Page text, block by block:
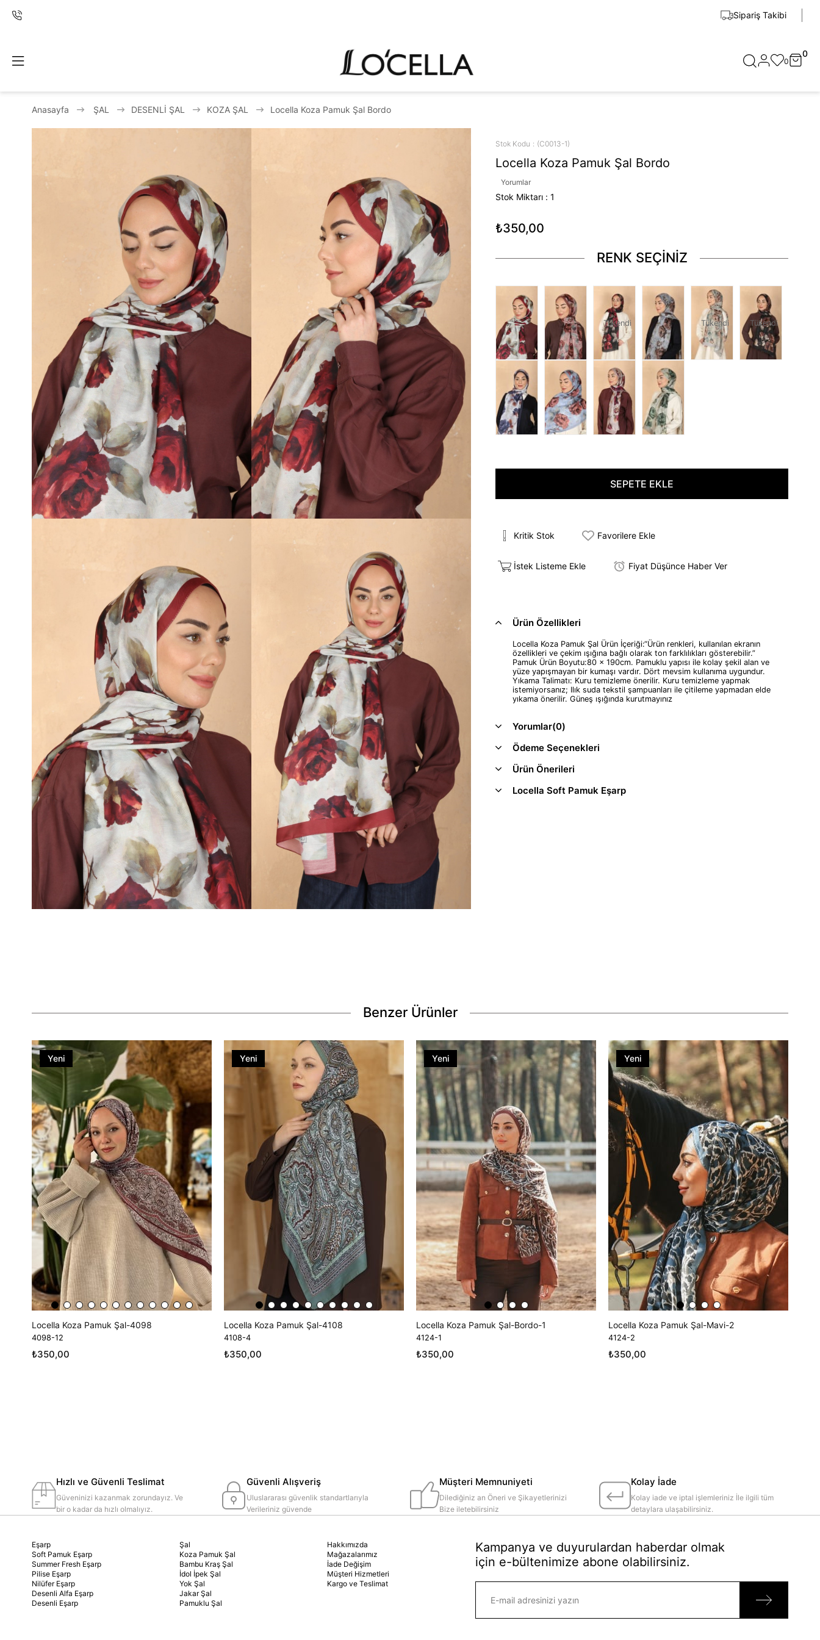
Sipariş Takibi
0
0
Anasayfa ŞAL DESENLİ ŞAL KOZA ŞAL Locella Koza Pamuk Şal Bordo
Stok Kodu (C0013-1)
Locella Koza Pamuk Şal Bordo
Yorumlar
Stok Miktarı : 1
₺350,00
RENK SEÇİNİZ
Tükendi Tükendi Tükendi
Kritik Stok Favorilere Ekle
İstek Listeme Ekle Fiyat Düşünce Haber Ver
Ürün Özellikleri
Locella Koza Pamuk Şal Ürün İçeriği:“Ürün renkleri, kullanılan ekranın
özellikleri ve çekim ışığına bağlı olarak ton farklılıkları gösterebilir.”
Pamuk Ürün Boyutu:80 x 190cm. Pamuklu yapısı ile kolay şekil alan ve
yüze yapışmayan bir kumaşı vardır. Dört mevsim kullanıma uygundur.
Yıkama Talimatı: Kuru temizleme önerilir. Kuru temizleme yapmak
istemiyorsanız; Ilık suda tekstil şampuanları ile çitileme yapmadan elde
yıkama önerilir. Güneş ışığında kurutmayınız
Yorumlar(0)
Ödeme Seçenekleri
Ürün Önerileri
Locella Soft Pamuk Eşarp
Benzer Ürünler
Locella Koza Pamuk Şal-4098
4098-12
₺350,00
Yeni
Ürün
Locella Koza Pamuk Şal-4108
4108-4
₺350,00
Yeni
Locella Koza Pamuk Şal-Bordo-1
4124-1
₺350,00
Yeni
Ürün
Locella Koza Pamuk Şal-Mavi-2
4124-2
₺350,00
Yeni
Ürün
Hızlı ve Güvenli Teslimat
Güveninizi kazanmak zorundayız. Ve
bir o kadar da hızlı olmalıyız.
Güvenli Alışveriş
Uluslararası güvenlik standartlarıyla
Verileriniz güvende
Müşteri Memnuniyeti
Dilediğiniz an Öneri ve Şikayetlerinizi
Bize iletebilirsiniz
Kolay İade
Kolay iade ve iptal işlemleriniz İle ilgili tüm
detaylara ulaşabilirsiniz.
Eşarp
Soft Pamuk Eşarp
Summer Fresh Eşarp
Pilise Eşarp
Nilüfer Eşarp
Desenli Alfa Eşarp
Desenli Eşarp
Şal
Koza Pamuk Şal
Bambu Kraş Şal
İdol İpek Şal
Yok Şal
Jakar Şal
Pamuklu Şal
Hakkımızda
Mağazalarımız
İade Değişim
Müşteri Hizmetleri
Kargo ve Teslimat
Kampanya ve duyurulardan haberdar olmak
için e-bültenimize abone olabilirsiniz.